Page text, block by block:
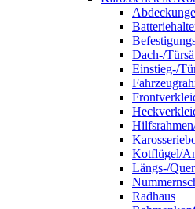
Dach-/
Einstieg-/
Kotflügel/
Längs-/
Radhaus